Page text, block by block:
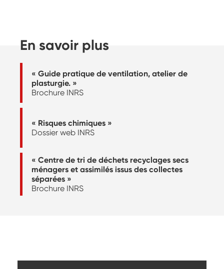
En savoir plus
« Guide pratique de ventilation, atelier de
plasturgie. »
Brochure INRS
« Risques chimiques »
Dossier web INRS
« Centre de tri de déchets recyclages secs
ménagers et assimilés issus des collectes
séparées »
Brochure INRS